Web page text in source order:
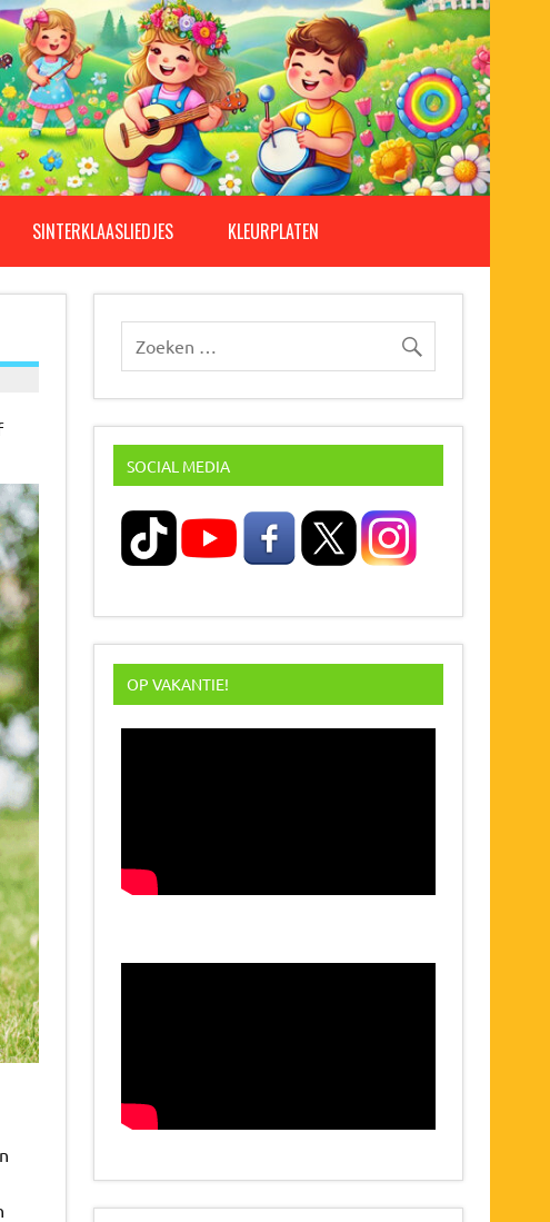
SINTERKLAASLIEDJES KLEURPLATEN
SOCIAL MEDIA
OP VAKANTIE!